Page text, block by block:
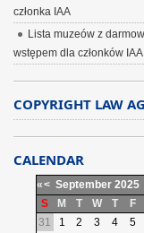
członka IAA
Lista muzeów z
wstępem dla członków IAA
COPYRIGHT LAW
CALENDAR
«< September 2025
S
M T W T F
31
1 2 3 4 5